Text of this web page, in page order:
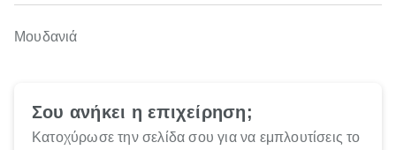
Μουδανιά
Σου ανήκει η επιχείρηση;
Κατοχύρωσε την σελίδα σου για να εμπλουτίσεις το